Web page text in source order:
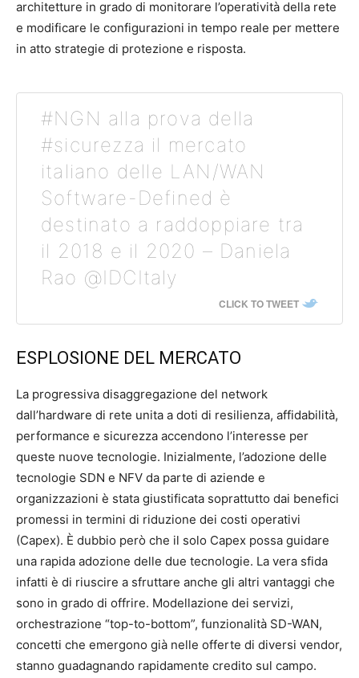
architetture in grado di monitorare l’operatività della rete
e modificare le configurazioni in tempo reale per mettere
in atto strategie di protezione e risposta.
#NGN alla prova della
#sicurezza il mercato
italiano delle LAN/WAN
Software-Defined è
destinato a raddoppiare tra
il 2018 e il 2020 – Daniela
Rao @IDCItaly
CLICK TO TWEET
ESPLOSIONE DEL MERCATO
La progressiva disaggregazione del network
dall’hardware di rete unita a doti di resilienza, affidabilità,
performance e sicurezza accendono l’interesse per
queste nuove tecnologie. Inizialmente, l’adozione delle
tecnologie SDN e NFV da parte di aziende e
organizzazioni è stata giustificata soprattutto dai benefici
promessi in termini di riduzione dei costi operativi
(Capex). È dubbio però che il solo Capex possa guidare
una rapida adozione delle due tecnologie. La vera sfida
infatti è di riuscire a sfruttare anche gli altri vantaggi che
sono in grado di offrire. Modellazione dei servizi,
orchestrazione “top-to-bottom”, funzionalità SD-WAN,
concetti che emergono già nelle offerte di diversi vendor,
stanno guadagnando rapidamente credito sul campo.